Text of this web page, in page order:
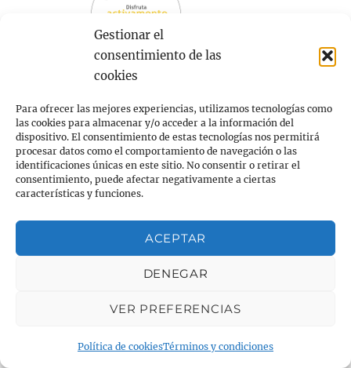
Gestionar el
consentimiento de las
cookies
Para ofrecer las mejores experiencias, utilizamos tecnologías como
las cookies para almacenar y/o acceder a la información del
dispositivo. El consentimiento de estas tecnologías nos permitirá
procesar datos como el comportamiento de navegación o las
identificaciones únicas en este sitio. No consentir o retirar el
consentimiento, puede afectar negativamente a ciertas
características y funciones.
ACEPTAR
DENEGAR
VER PREFERENCIAS
Política de cookiesTérminos y condiciones
La Organización Mundial de la Salud (OMS)
define la salud como “un estado de completo
bienestar físico, mental y social”.
que tener varios factores.
Se deben incluir todos los alimentos